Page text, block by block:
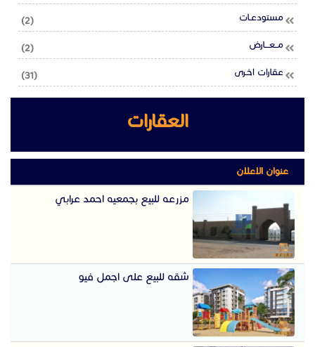
(2) مستودعـات
(2) مــعـــارض
(31) عقارات اخـرى
العقارات
عنوان الاعلان
مزرعه للبيع بجمعيه احمد عرابي
شقه للبيع على اجمل فيو